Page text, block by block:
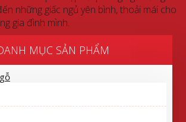
những giấc ngủ yên bình, thoải mái cho
gia đình mình.
MỤC SẢN PHẨM